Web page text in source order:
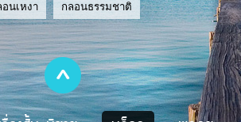
อนเหงา กลอนธรรมชาติ